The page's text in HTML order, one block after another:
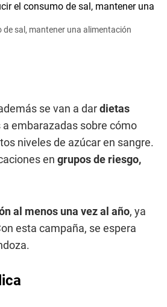
sal, mantener una alimentación
se van a dardietas
embarazadas sobre cómo
niveles de azúcar en sangre.
en grupos de riesgo,
al menos una vez al año, ya
esta campaña, se espera